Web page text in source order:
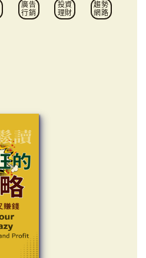
廣告
行銷
投資
理財
趨勢
網路